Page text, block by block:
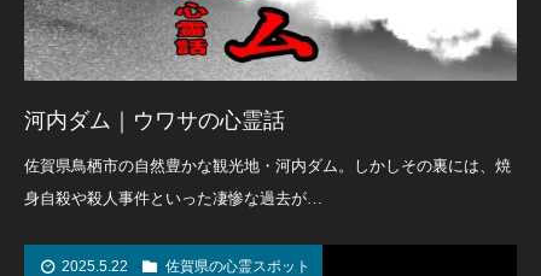
河内ダム｜ウワサの心霊話
佐賀県鳥栖市の自然豊かな観光地・河内ダム。しかしその裏には、焼
身自殺や殺人事件といった凄惨な過去が…
2025.5.22 佐賀県の心霊スポット